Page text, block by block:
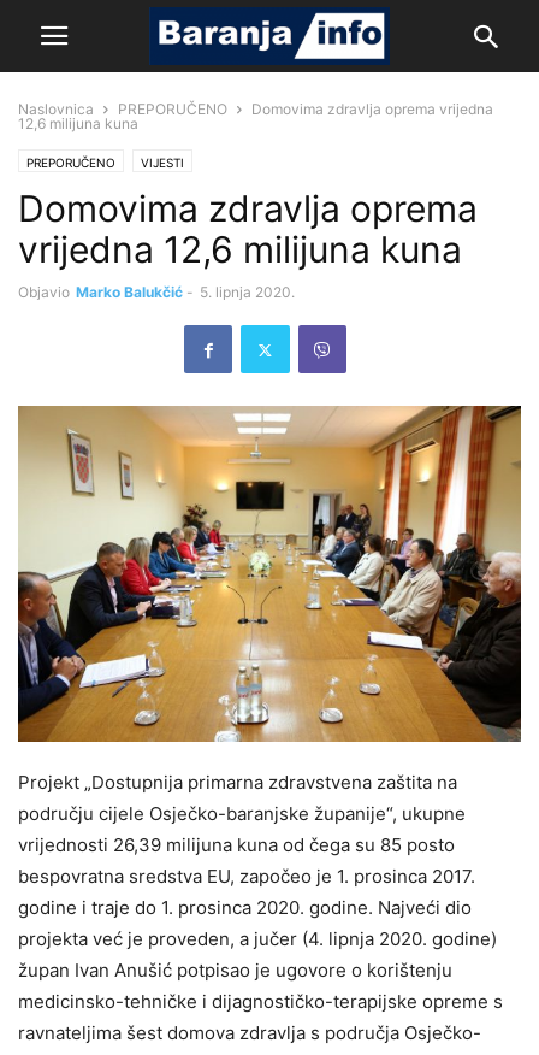
Naslovnica PREPORUČENO
Domovima zdravlja oprema vrijedna
12,6 milijuna kuna
PREPORUČENO VIJESTI
Domovima zdravlja oprema
vrijedna 12,6 milijuna kuna
Objavio Marko Balukčić - 5. lipnja 2020.
Projekt „Dostupnija primarna zdravstvena zaštita na
području cijele Osječko-baranjske županije“, ukupne
vrijednosti 26,39 milijuna kuna od čega su 85 posto
bespovratna sredstva EU, započeo je 1. prosinca 2017.
godine i traje do 1. prosinca 2020. godine. Najveći dio
projekta već je proveden, a jučer (4. lipnja 2020. godine)
župan Ivan Anušić potpisao je ugovore o korištenju
medicinsko-tehničke i dijagnostičko-terapijske opreme s
ravnateljima šest domova zdravlja s područja Osječko-